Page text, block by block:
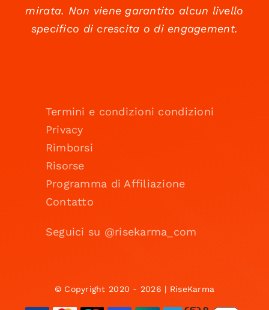
mirata. Non viene garantito alcun livello
specifico di crescita o di engagement.
Termini e condizioni condizioni
Privacy
Rimborsi
Risorse
Programma di Affiliazione
Contatto
Seguici su @risekarma_com
© Copyright 2020 - 2026 | RiseKarma